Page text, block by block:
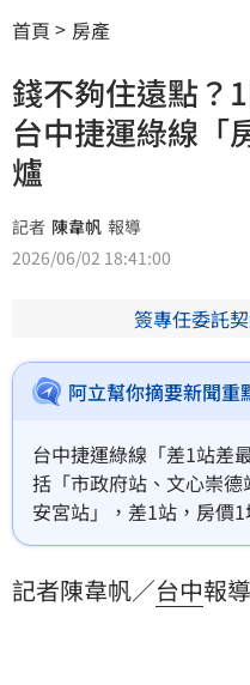
首頁 房產
錢不夠住遠點？
台中捷運綠線「
爐
記者 陳韋帆 報導
2026/06/02 18:41:00
簽專任委託
阿立幫你摘要新聞重
台中捷運綠線「差1站差
括「市政府站、文心崇
安宮站」，差1站，房價
「市政府站」最誇張，
萬。房仲建議購屋族若預
記者陳韋帆／台中報導